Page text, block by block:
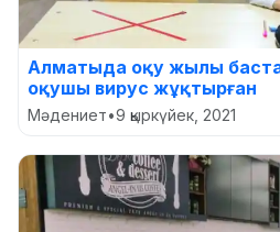
Алматыда оқу жылы
оқушы вирус жұқтырған
Мәдениет•9 қыркүйек, 2021